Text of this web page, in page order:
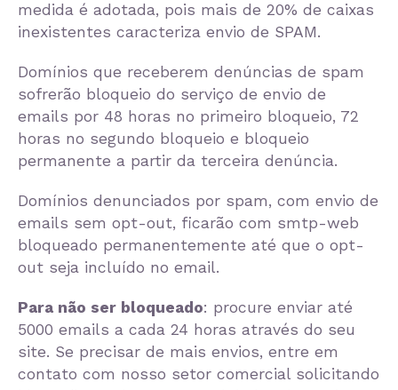
medida é adotada, pois mais de 20% de caixas
inexistentes caracteriza envio de SPAM.
Domínios que receberem denúncias de spam
sofrerão bloqueio do serviço de envio de
emails por 48 horas no primeiro bloqueio, 72
horas no segundo bloqueio e bloqueio
permanente a partir da terceira denúncia.
Domínios denunciados por spam, com envio de
emails sem opt-out, ficarão com smtp-web
bloqueado permanentemente até que o opt-
out seja incluído no email.
Para não ser bloqueado: procure enviar até
5000 emails a cada 24 horas através do seu
site. Se precisar de mais envios, entre em
contato com nosso setor comercial solicitando